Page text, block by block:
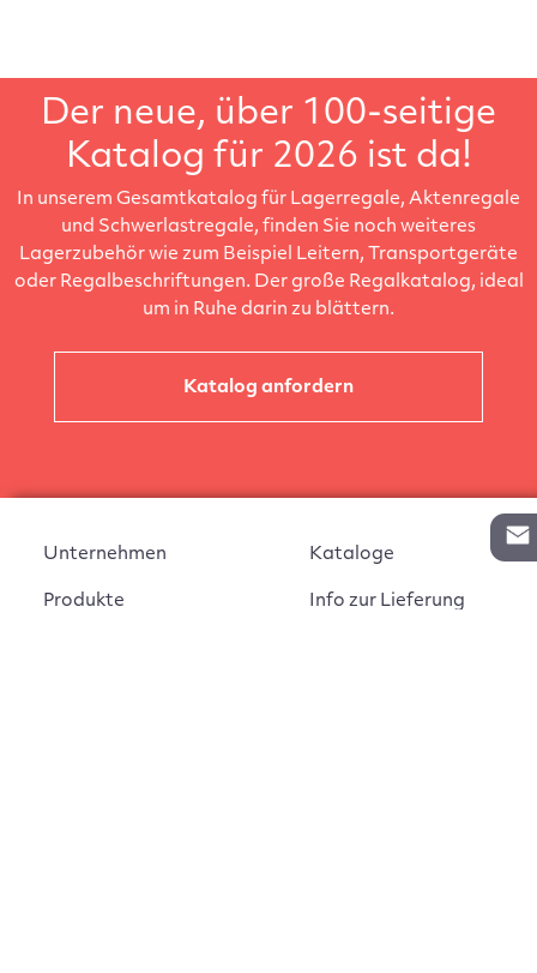
Der neue, über 100-seitige
Katalog für 2026 ist da!
In unserem Gesamtkatalog für Lagerregale, Aktenregale
und Schwerlastregale, finden Sie noch weiteres
Lagerzubehör wie zum Beispiel Leitern, Transportgeräte
oder Regalbeschriftungen. Der große Regalkatalog, ideal
um in Ruhe darin zu blättern.
Katalog anfordern
Unternehmen
Produkte
Kataloge
Info zur Lieferung